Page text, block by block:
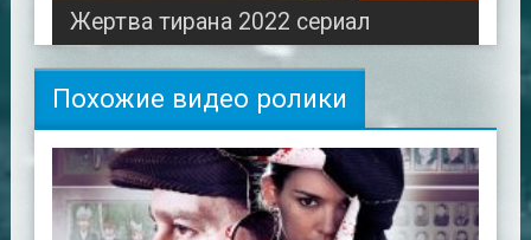
Жертва тирана 2022 сериал
Похожие видео ролики